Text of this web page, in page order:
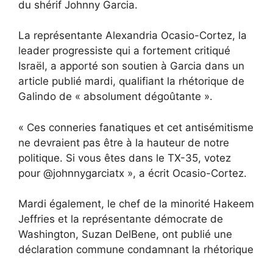
du shérif Johnny Garcia.
La représentante Alexandria Ocasio-Cortez, la
leader progressiste qui a fortement critiqué
Israël, a apporté son soutien à Garcia dans un
article publié mardi, qualifiant la rhétorique de
Galindo de « absolument dégoûtante ».
« Ces conneries fanatiques et cet antisémitisme
ne devraient pas être à la hauteur de notre
politique. Si vous êtes dans le TX-35, votez
pour @johnnygarciatx », a écrit Ocasio-Cortez.
Mardi également, le chef de la minorité Hakeem
Jeffries et la représentante démocrate de
Washington, Suzan DelBene, ont publié une
déclaration commune condamnant la rhétorique